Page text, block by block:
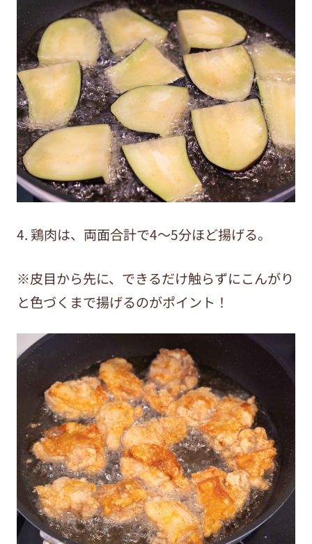
4. 鶏肉は、両面合計で4～5分ほど揚げる。
※皮目から先に、できるだけ触らずにこんがり
と色づくまで揚げるのがポイント！